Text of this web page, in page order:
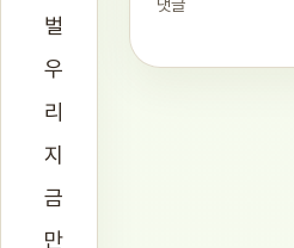
벌
우
리
지
금
만